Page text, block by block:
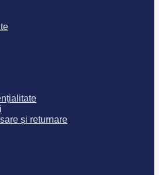
și returnare